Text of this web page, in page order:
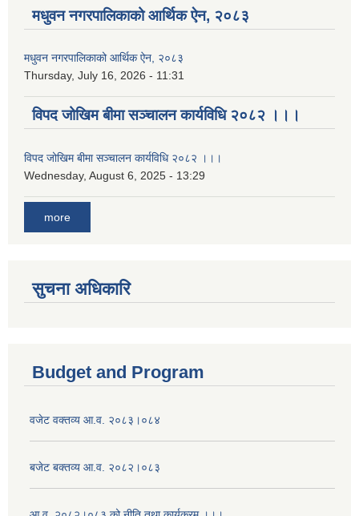
मधुवन नगरपालिकाको आर्थिक ऐन, २०८३
मधुवन नगरपालिकाको आर्थिक ऐन, २०८३
Thursday, July 16, 2026 - 11:31
विपद जोखिम बीमा सञ्चालन कार्यविधि २०८२ ।।।
विपद जोखिम बीमा सञ्चालन कार्यविधि २०८२ ।।।
Wednesday, August 6, 2025 - 13:29
more
सुचना अधिकारि
Budget and Program
वजेट वक्तव्य आ.व. २०८३।०८४
बजेट बक्तव्य आ.व. २०८२।०८३